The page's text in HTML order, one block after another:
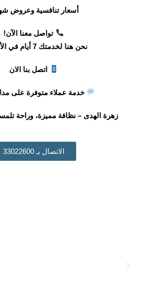
أسعار تنافسية وعروض
تواصل معنا الآن!
نحن هنا لخدمتك 7 أيام في الأسبوع!
اتصل بنا الان
خدمة عملاء متوفرة على
زهرة الهدى – نظافة مميزة، وراحة
الاتصال بـ 33022600